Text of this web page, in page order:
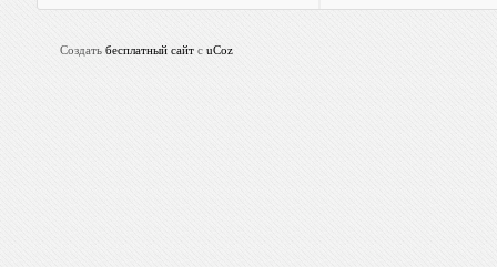
Создать бесплатный сайт с uCoz